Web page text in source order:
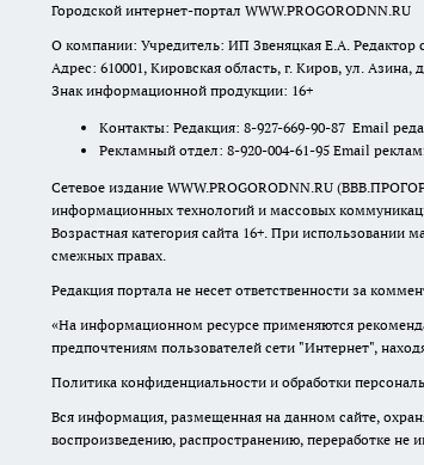
Городской интернет-портал WWW.PROGORODNN.RU
О компании: Учредитель: ИП Звеняцкая Е.А. Редактор
Адрес: 610001, Кировская область, г. Киров, ул. Азина,
Знак информационной продукции: 16+
Контакты: Редакция: 8-927-669-90-87 Email
Рекламный отдел: 8-920-004-61-95 Email
Сетевое издание WWW.PROGORODNN.RU
информационных технологий и массовых
Возрастная категория сайта 16+. При использовании
смежных правах.
Редакция портала не несет ответственности за
«На информационном ресурсе применяются
предпочтениям пользователей сети "Интернет",
Политика конфиденциальности и обработки
Вся информация, размещенная на данном сайте,
воспроизведению, распространению, переработке не